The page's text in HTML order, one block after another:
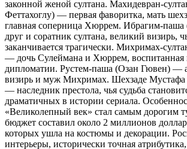
законной женой султана. Махидевран-
Феттахоглу) — первая фаворитка, мать
главная соперница Хюррем. Ибрагим-
друг и соратник султана, великий визирь,
заканчивается трагически. Михримах-
— дочь Сулеймана и Хюррем, воспитанная
дипломатии. Рустем-паша (Озан Гювен) —
визирь и муж Михримах. Шехзаде
— наследник престола, чья судьба
драматичных в истории сериала.
«Великолепный век» стал самым дорогим
бюджет составил около 2 миллионов
которых ушла на костюмы и декорации.
интерьеры, исторически точная